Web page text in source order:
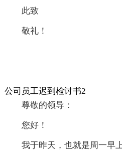
此致
敬礼！
公司员工迟到检讨书2
尊敬的领导：
您好！
我于昨天，也就是周一早